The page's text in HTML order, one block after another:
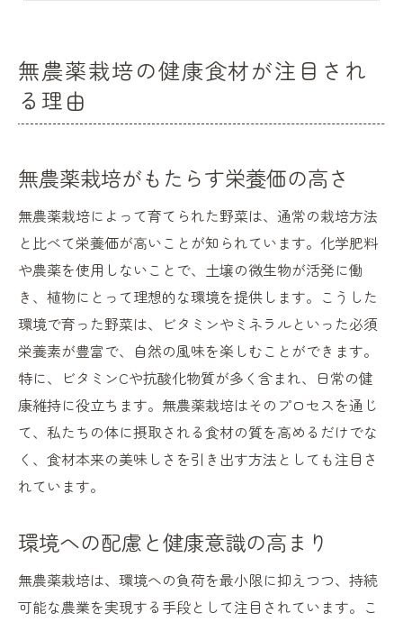
次世代のための持続可能な栽培方法
自然の力を活かした無農薬栽培の魅力
生態系を守る無農薬栽培の重要性
自然の力を借りた土壌改良の手法
無農薬栽培が実現する豊かな味覚
化学肥料に頼らない農業の未来
無農薬栽培がもたらす健康への恩恵とは
無農薬野菜の栄養価と健康効果
化学物質フリーの安心感
免疫力を高める自然食材の力
無農薬栽培がもたらす心身のバランス
日常に取り入れる無農薬栽培食材の利点
健康生活に欠かせない無農薬食品の役割
自然のバランスを保つ栽培法
伝統的知識と現代技術の融合
土壌の健康を支える微生物の力
無農薬栽培の健康食材が注目され
る理由
無農薬栽培がもたらす栄養価の高さ
無農薬栽培によって育てられた野菜は、通常の栽培方法
と比べて栄養価が高いことが知られています。化学肥料
や農薬を使用しないことで、土壌の微生物が活発に働
き、植物にとって理想的な環境を提供します。こうした
環境で育った野菜は、ビタミンやミネラルといった必須
栄養素が豊富で、自然の風味を楽しむことができます。
特に、ビタミンCや抗酸化物質が多く含まれ、日常の健
康維持に役立ちます。無農薬栽培はそのプロセスを通じ
て、私たちの体に摂取される食材の質を高めるだけでな
く、食材本来の美味しさを引き出す方法としても注目さ
れています。
環境への配慮と健康意識の高まり
無農薬栽培は、環境への負荷を最小限に抑えつつ、持続
可能な農業を実現する手段として注目されています。こ